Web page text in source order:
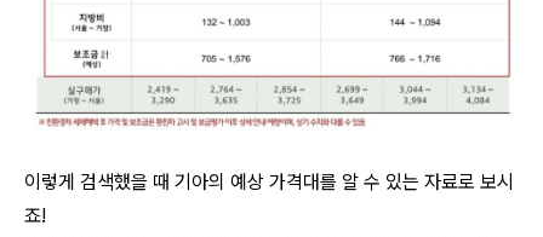
이렇게 검색했을 때 기아의 예상 가격대를 알 수 있는 자료로 보시
죠!